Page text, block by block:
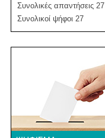
Συνολικές απαντήσεις 27
Συνολικοί ψήφοι 27